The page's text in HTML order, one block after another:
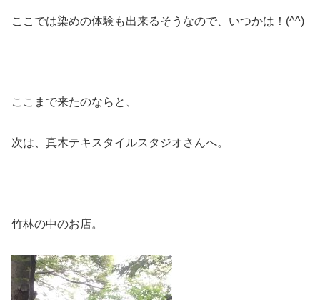
ここでは染めの体験も出来るそうなので、いつかは！(^^)
ここまで来たのならと、
次は、真木テキスタイルスタジオさんへ。
竹林の中のお店。